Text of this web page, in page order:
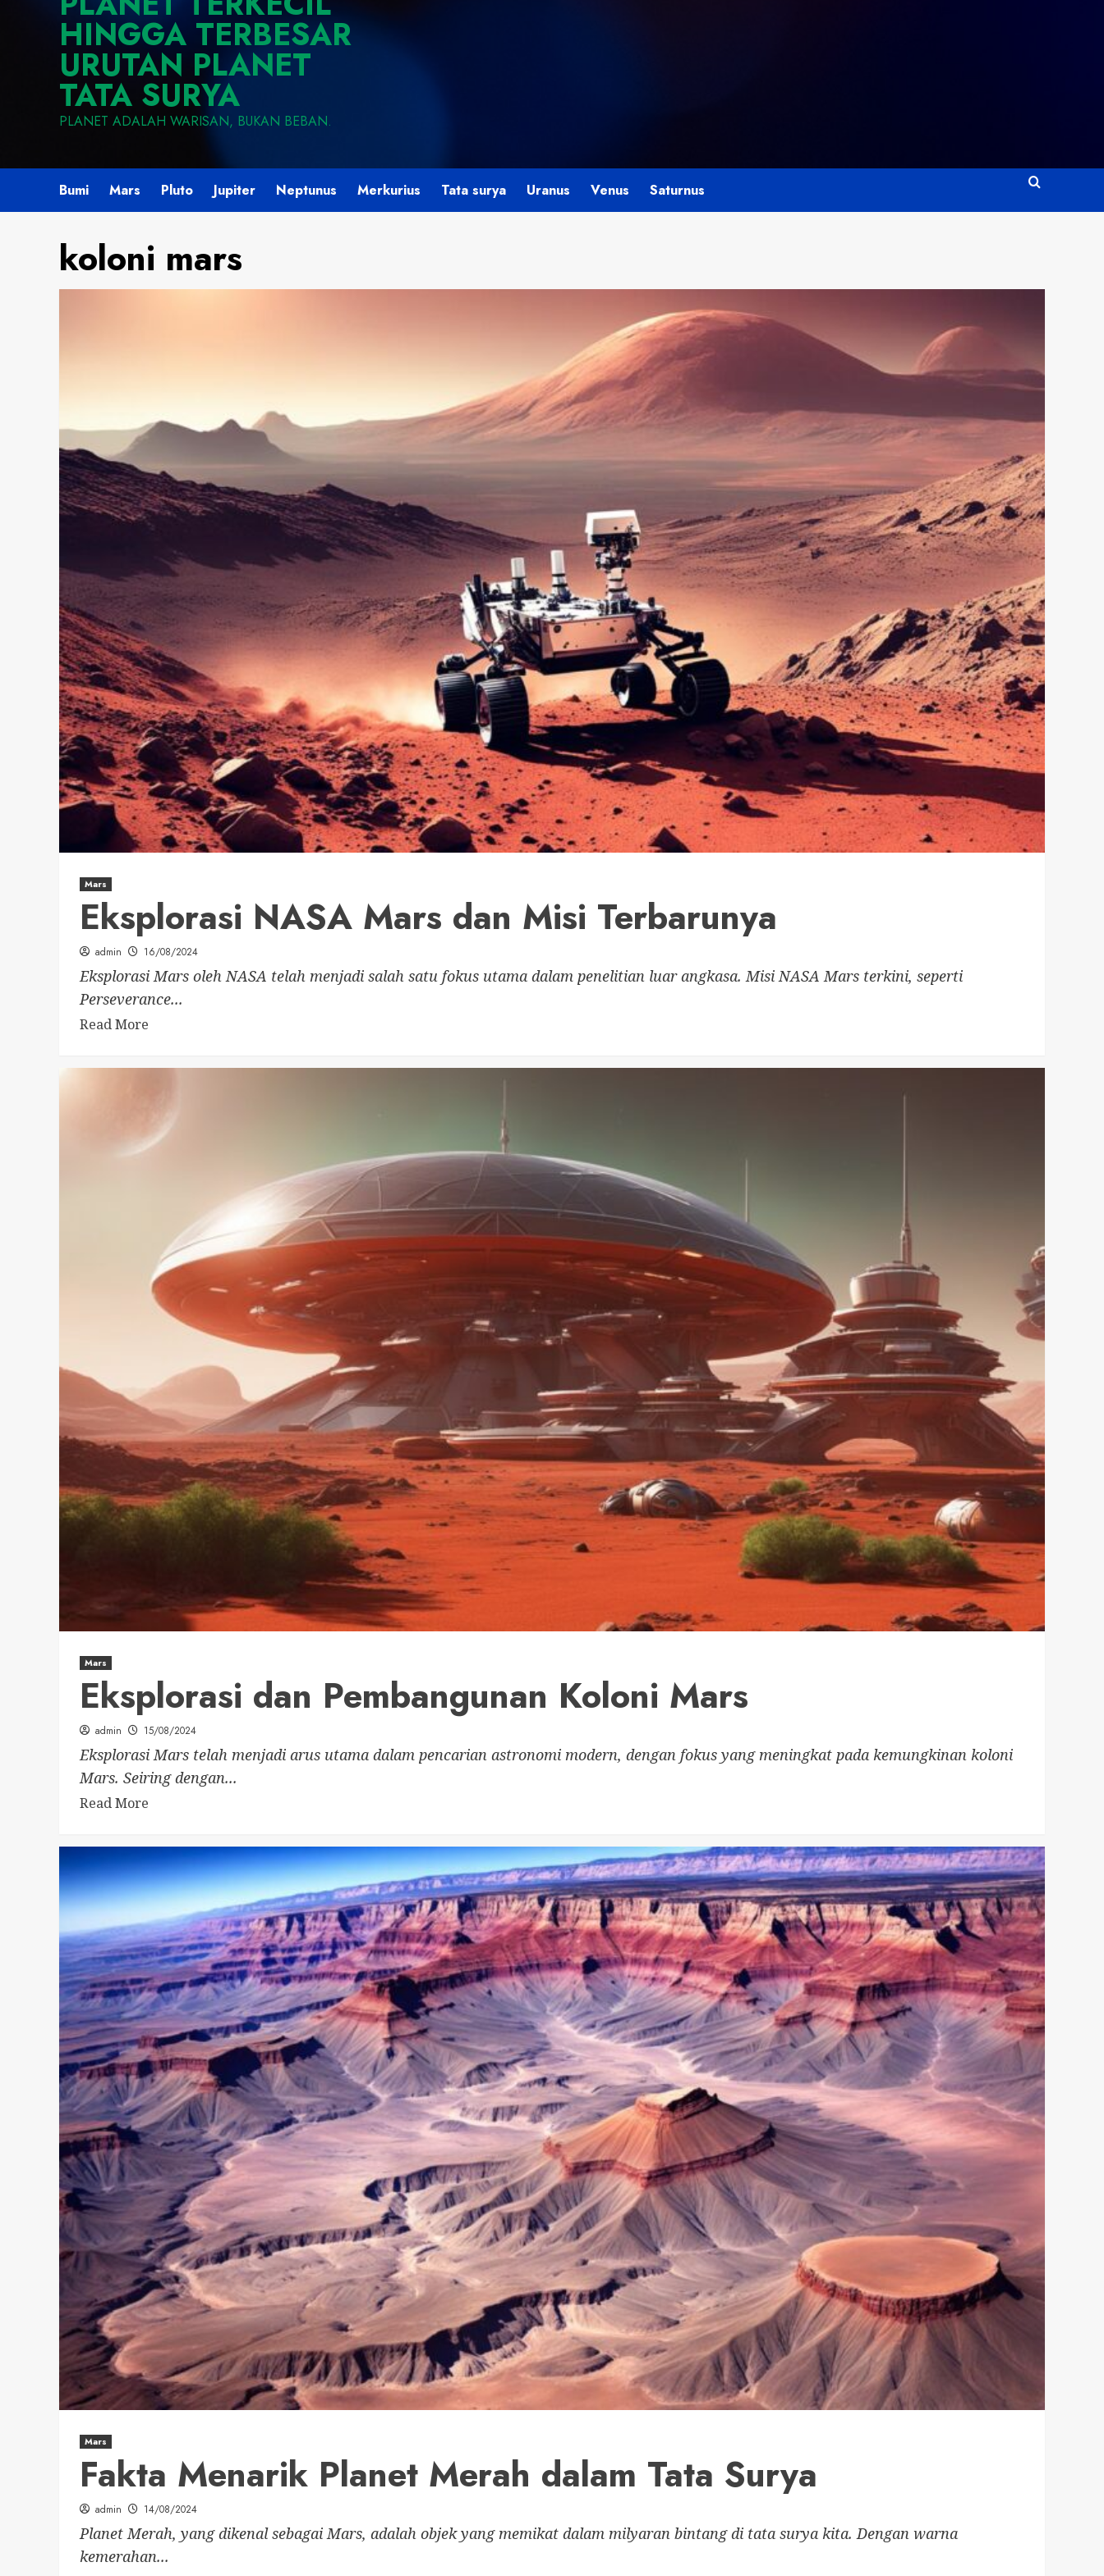
HINGGA TERBESAR
URUTAN PLANET
TATA SURYA
PLANET ADALAH WARISAN, BUKAN BEBAN.
Bumi Mars Pluto Jupiter Neptunus Merkurius Tata surya Uranus Venus Saturnus
koloni mars
Mars
Eksplorasi NASA Mars dan Misi Terbarunya
admin 16/08/2024
Eksplorasi Mars oleh NASA telah menjadi salah satu fokus utama dalam penelitian luar angkasa. Misi NASA Mars terkini, seperti
Perseverance...
Read More
Mars
Eksplorasi dan Pembangunan Koloni Mars
admin 15/08/2024
Eksplorasi Mars telah menjadi arus utama dalam pencarian astronomi modern, dengan fokus yang meningkat pada kemungkinan koloni
Mars. Seiring dengan...
Read More
Mars
Fakta Menarik Planet Merah dalam Tata Surya
admin 14/08/2024
Planet Merah, yang dikenal sebagai Mars, adalah objek yang memikat dalam milyaran bintang di tata surya kita. Dengan warna
kemerahan...